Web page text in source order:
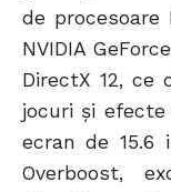
de
NVIDIA
DirectX 12, ce
jocuri și
ecran de 15.6
Overboost,